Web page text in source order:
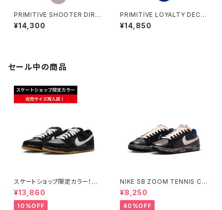
PRIMITIVE SHOOTER DIRT
Y P PINK DECK 8.5インチ プ
リミティブ シューター ダーティ
¥14,300
PRIMITIVE LOYALTY DECK
8インチ プリミティブ ロイヤル
ティ デッキ
¥14,850
セール中の商品
スケートショップ限定カラー！NI
KE SB DUNK LOW PRO BLA
CK/WHITE/GUM
¥13,860
10%OFF
NIKE SB ZOOM TENNIS CL
ASSIC QS "RASSVET" ナイ
キエスビー ズーム テニスクラシ
ック ラスベート Small Size
¥8,250
40%OFF